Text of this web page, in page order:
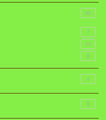
46
7
14
8
4
9